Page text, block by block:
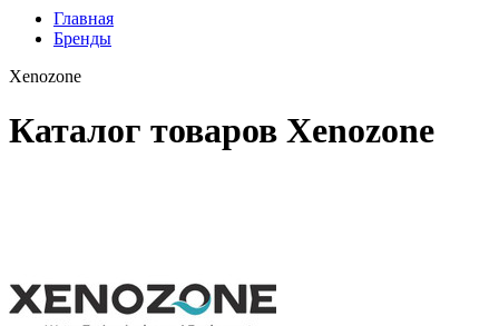
Главная
Бренды
Xenozone
Каталог товаров Xenozone